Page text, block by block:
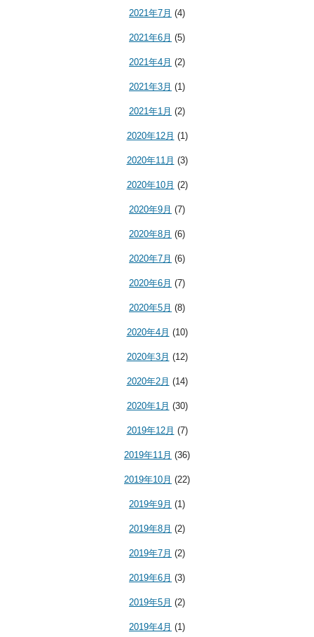
2021年7月 (4)
2021年6月 (5)
2021年4月 (2)
2021年3月 (1)
2021年1月 (2)
2020年12月 (1)
2020年11月 (3)
2020年10月 (2)
2020年9月 (7)
2020年8月 (6)
2020年7月 (6)
2020年6月 (7)
2020年5月 (8)
2020年4月 (10)
2020年3月 (12)
2020年2月 (14)
2020年1月 (30)
2019年12月 (7)
2019年11月 (36)
2019年10月 (22)
2019年9月 (1)
2019年8月 (2)
2019年7月 (2)
2019年6月 (3)
2019年5月 (2)
2019年4月 (1)